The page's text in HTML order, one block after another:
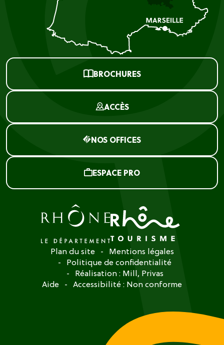
BROCHURES
ACCÈS
NOS OFFICES
ESPACE PRO
Plan du site
Mentions légales
Politique de confidentialité
Réalisation : Mill, Privas
Aide
Accessibilité : Non conforme